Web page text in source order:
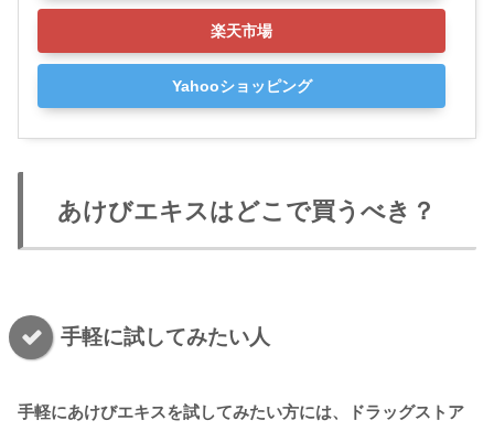
楽天市場
Yahooショッピング
あけびエキスはどこで買うべき？
手軽に試してみたい人
手軽にあけびエキスを試してみたい方には、ドラッグストア